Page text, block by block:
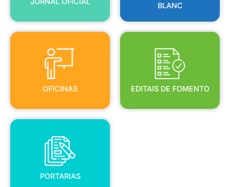
BLANC
OFICINAS
OFICINAS
EDITAIS DE FOMENTO
EDITAIS DE FOMENTO
PORTARIAS
PORTARIAS